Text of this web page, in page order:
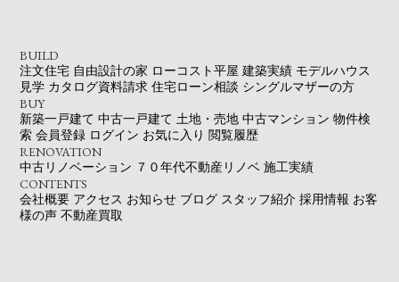
BUILD
注文住宅 自由設計の家 ローコスト平屋 建築実績 モデルハウス
見学 カタログ資料請求 住宅ローン相談 シングルマザーの方
BUY
新築一戸建て 中古一戸建て 土地・売地 中古マンション 物件検
索 会員登録 ログイン お気に入り 閲覧履歴
RENOVATION
中古リノベーション ７０年代不動産リノベ 施工実績
CONTENTS
会社概要 アクセス お知らせ ブログ スタッフ紹介 採用情報 お客
様の声 不動産買取